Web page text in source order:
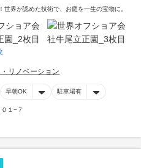
界が認めた技術で、お庭を一生の宝物に。
リノベーション
早朝OK 駐車場有
１−７